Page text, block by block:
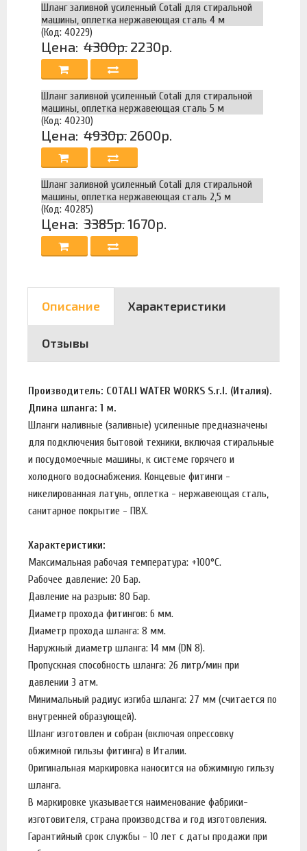
Шланг заливной усиленный Cotali для стиральной
машины, оплетка нержавеющая сталь 4 м
(Код: 40229)
Цена: 4300р. 2230р.
Шланг заливной усиленный Cotali для стиральной
машины, оплетка нержавеющая сталь 5 м
(Код: 40230)
Цена: 4930р. 2600р.
Шланг заливной усиленный Cotali для стиральной
машины, оплетка нержавеющая сталь 2,5 м
(Код: 40285)
Цена: 3385р.1670р.
Описание Характеристики
Отзывы
Производитель: COTALI WATER WORKS S.r.l. (Италия).
Длина шланга: 1 м.
Шланги наливные (заливные) усиленные предназначены
для подключения бытовой техники, включая стиральные
и посудомоечные машины, к системе горячего и
холодного водоснабжения. Концевые фитинги -
никелированная латунь, оплетка - нержавеющая сталь,
санитарное покрытие - ПВХ.
Характеристики:
Максимальная рабочая температура: +100°C.
Рабочее давление: 20 Бар.
Давление на разрыв: 80 Бар.
Диаметр прохода фитингов: 6 мм.
Диаметр прохода шланга: 8 мм.
Наружный диаметр шланга: 14 мм (DN 8).
Пропускная способность шланга: 26 литр/мин при
давлении 3 атм.
Минимальный радиус изгиба шланга: 27 мм (считается по
внутренней образующей).
Шланг изготовлен и собран (включая опрессовку
обжимной гильзы фитинга) в Италии.
Оригинальная маркировка наносится на обжимную гильзу
шланга.
В маркировке указывается наименование фабрики-
изготовителя, страна производства и год изготовления.
Гарантийный срок службы - 10 лет с даты продажи при